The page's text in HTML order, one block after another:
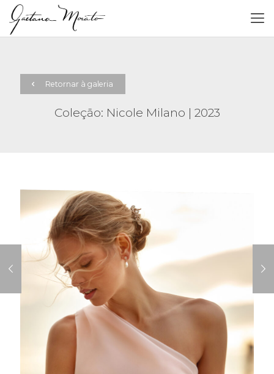
Retornar à galeria
Coleção: Nicole Milano | 2023